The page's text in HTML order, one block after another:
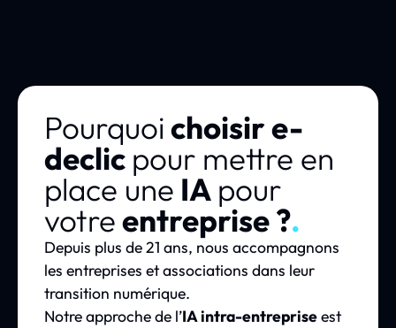
Pourquoichoisir e-
declic pour mettre en
place une IA pour
votreentreprise ?.
Depuis plus de 21 ans, nous accompagnons
les entreprises et associations dans leur
transition numérique.
Notre approche de l’IA intra-entrepriseest